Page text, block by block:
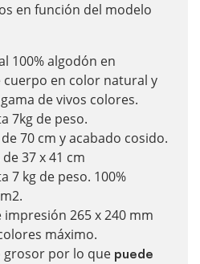
en función del modelo
100% algodón en
en color natural y
de vivos colores.
7kg de peso.
70 cm y acabado cosido.
37 x 41 cm
7 kg de peso. 100%
impresión 265 x 240 mm
máximo.
grosor por lo que puede